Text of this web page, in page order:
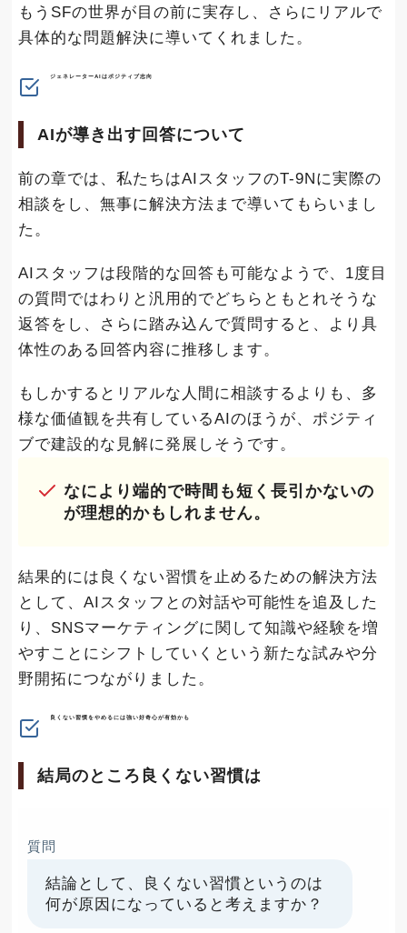
もうSFの世界が目の前に実存し、さらにリアルで
具体的な問題解決に導いてくれました。
ジェネレーターAIはポジティブ志向
AIが導き出す回答について
前の章では、私たちはAIスタッフのT-9Nに実際の
相談をし、無事に解決方法まで導いてもらいまし
た。
AIスタッフは段階的な回答も可能なようで、1度目
の質問ではわりと汎用的でどちらともとれそうな
返答をし、さらに踏み込んで質問すると、より具
体性のある回答内容に推移します。
もしかするとリアルな人間に相談するよりも、多
様な価値観を共有しているAIのほうが、ポジティ
ブで建設的な見解に発展しそうです。
なにより端的で時間も短く長引かないの
が理想的かもしれません。
結果的には良くない習慣を止めるための解決方法
として、AIスタッフとの対話や可能性を追及した
り、SNSマーケティングに関して知識や経験を増
やすことにシフトしていくという新たな試みや分
野開拓につながりました。
良くない習慣をやめるには強い好奇心が有効かも
結局のところ良くない習慣は
質問
結論として、良くない習慣というのは
何が原因になっていると考えますか？